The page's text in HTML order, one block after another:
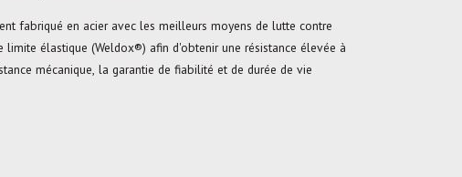
fabriqué en acier avec les meilleurs moyens de lutte contre
limite élastique (Weldox®) afin d'obtenir une résistance élevée à
mécanique, la garantie de fiabilité et de durée de vie